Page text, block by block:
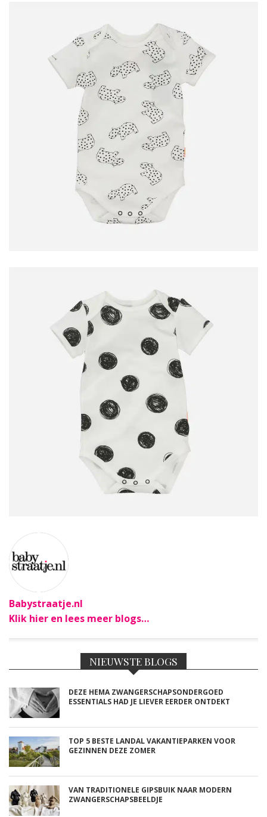
Babystraatje.nl
Klik hier en lees meer blogs…
NIEUWSTE BLOGS
DEZE HEMA ZWANGERSCHAPSONDERGOED
ESSENTIALS HAD JE LIEVER EERDER ONTDEKT
TOP 5 BESTE LANDAL VAKANTIEPARKEN VOOR
GEZINNEN DEZE ZOMER
VAN TRADITIONELE GIPSBUIK NAAR MODERN
ZWANGERSCHAPSBEELDJE